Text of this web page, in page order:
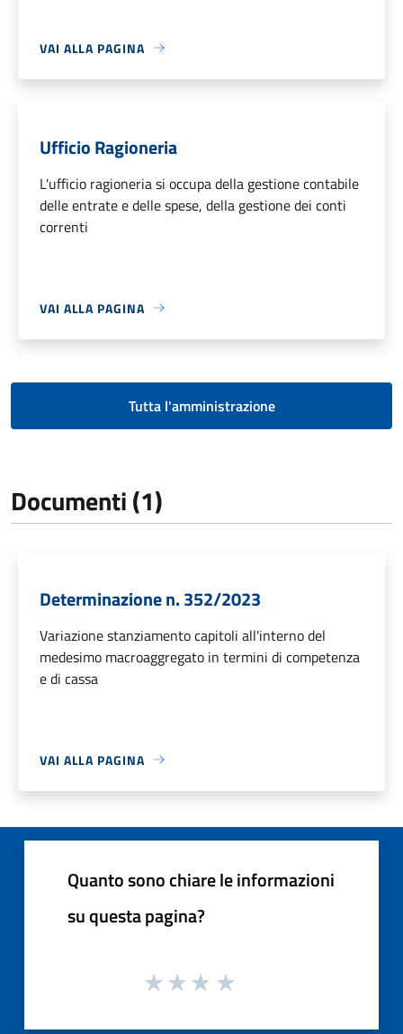
VAI ALLA PAGINA
Ufficio Ragioneria
L'ufficio ragioneria si occupa della gestione contabile
delle entrate e delle spese, della gestione dei conti
correnti
VAI ALLA PAGINA
Tutta l'amministrazione
Documenti (1)
Determinazione n. 352/2023
Variazione stanziamento capitoli all'interno del
medesimo macroaggregato in termini di competenza
e di cassa
VAI ALLA PAGINA
Quanto sono chiare le informazioni
su questa pagina?